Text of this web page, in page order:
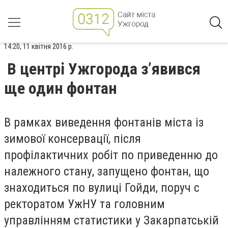
14:20, 11 квітня 2016 р.
В центрі Ужгорода з’явився
ще один фонтан
В рамках виведення фонтанів міста із
зимової консервації, після
профілактичних робіт по приведенню до
належного стану, запущено фонтан, що
знаходиться по вулиці Гойди, поруч с
ректоратом УжНУ та головним
управлінням статистики у Закарпатській